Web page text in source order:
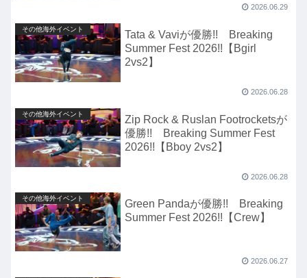
2026.06.29
その他海外イベント
Tata & Vaviが優勝!! Breaking
Summer Fest 2026!!【Bgirl
2vs2】
2026.06.28
その他海外イベント
Zip Rock & Ruslan Footrocketsが
優勝!! Breaking Summer Fest
2026!!【Bboy 2vs2】
2026.06.28
その他海外イベント
Green Pandaが優勝!! Breaking
Summer Fest 2026!!【Crew】
2026.06.27